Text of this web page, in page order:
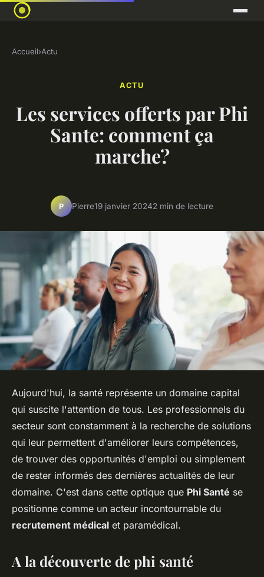
Accueil›Actu
ACTU
Les services offerts par Phi
Sante: comment ça
marche?
P Pierre19 janvier 20242 min de lecture
Aujourd'hui, la santé représente un domaine capital
qui suscite l'attention de tous. Les professionnels du
secteur sont constamment à la recherche de solutions
qui leur permettent d'améliorer leurs compétences,
de trouver des opportunités d'emploi ou simplement
de rester informés des dernières actualités de leur
domaine. C'est dans cette optique que Phi Santé se
positionne comme un acteur incontournable du
recrutement médical et paramédical.
A la découverte de phi santé